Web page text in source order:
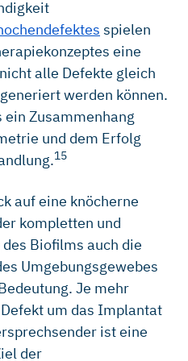
Leitlinie: Die Behandlung
Zahnimplantaten.AWMF
of patient-administered
control protocols in the
A systematic
vol.42 Suppl 16
review)
Infektionen. Ein
23 (2015): 1–13.
where are we now? –
Workshop on
periodontology vol. 38
report)
Electrolytic Cleaning on
Journal of clinical
2019. (in vitro)
spielen
eine
alle Defekte gleich
werden können.
Zusammenhang
und dem Erfolg
15
auf eine knöcherne
kompletten und
Biofilms auch die
Umgebungsgewebes
Je mehr
um das Implantat
ist eine
der